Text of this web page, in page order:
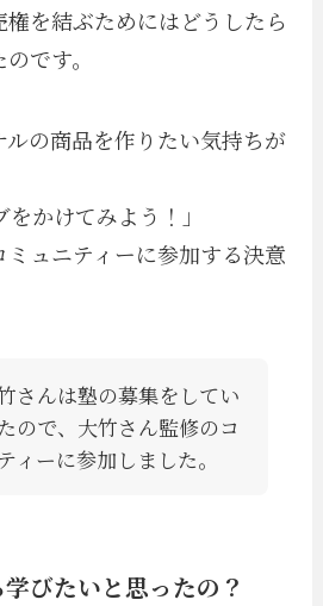
を結ぶためにはどうしたら
です。
の商品を作りたい気持ちが
をかけてみよう！」
ミュニティーに参加する決意
さんは塾の募集をしてい
ので、大竹さん監修のコ
ィーに参加しました。
びたいと思ったの？